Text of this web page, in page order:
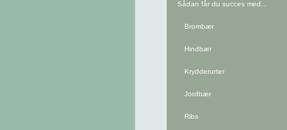
Sådan får du succes med...
Brombær
Hindbær
Krydderurter
Jordbær
Ribs